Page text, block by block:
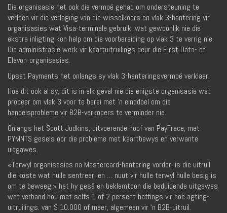
Die organisasie het ook die vermoë gehad om ondersteuning te
verleen vir die verlaging van die wisselkoers en vlak 3-hantering vir
organisasies wat Visa-terminale gebruik, wat gewoonlik nie die
ekstra inligting kon help om die voorbereiding op vlak 3 te verrig nie.
Die administrasie werk vir kaartuitruilings deur die First Data- of
Elavon-organisasies.
Upset Payments het onlangs sy vlak 3-hanteringsvermoë verklaar.
Hoe dit ook al sy, dit is in elk geval nie die enigste organisasie wat
probeer om vlak 3 voor te berei met ‘n einddoel om die
handelsprobleme vir B2B-verkopers te verminder nie.
Onlangs het Scott Judkins, uitvoerende hoof van PayTrace, met
PYMNTS gesels oor die probleme met kaartbewys en verwante
uitgawes.
«Terwyl organisasies na Mastercard-hantering vorder, is die uitruil
die koste wat hulle sentreer, en … nuut vir hulle terwyl hulle besig is
om te beweeg,» het hy gesê en beklemtoon die beduidende uitgawes
wat verband hou met selfs 1 of 2 persent heffings vir hoë agting-
uitruilings. van $ 10.000 of meer, algemeen vir ‘n B2B-uitruil.